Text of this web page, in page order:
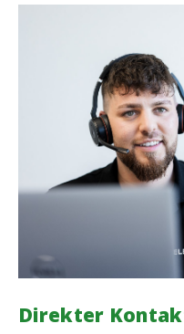
Direkter